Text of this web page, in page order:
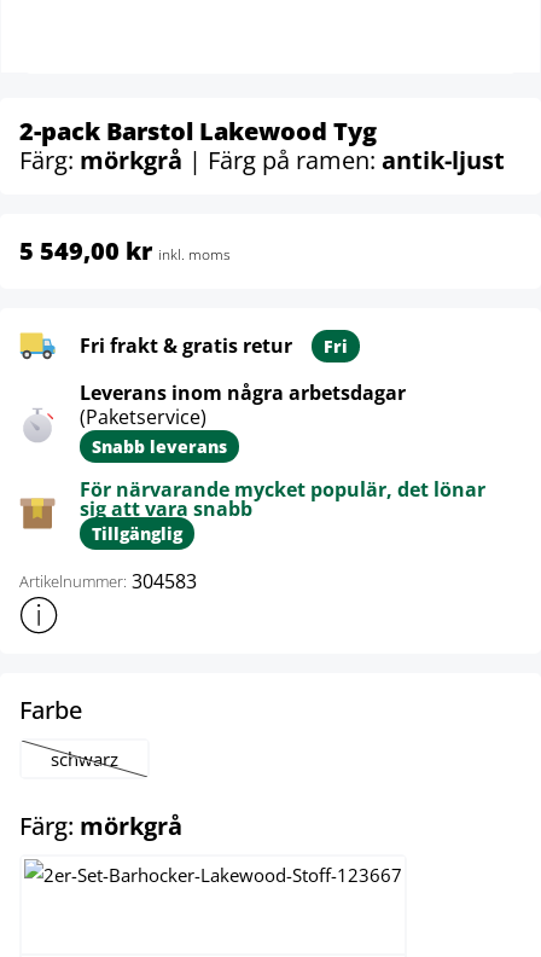
2-pack Barstol Lakewood Tyg
Färg: mörkgrå | Färg på ramen: antik-ljust
5 549,00 kr inkl. moms
Fri frakt & gratis retur Fri
Leverans inom några arbetsdagar
(Paketservice)
Snabb leverans
För närvarande mycket populär, det lönar
sig att vara snabb
Tillgänglig
Artikelnummer: 304583
Visa mer produktinformation
Farbeselect
schwarz
(Det här alternativet är för närvarande inte tillgängligt.)
Färg: mörkgrå